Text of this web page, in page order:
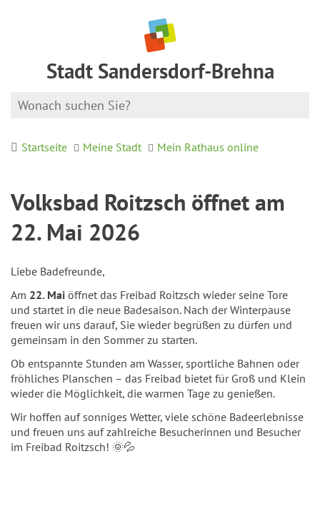
Stadt Sandersdorf-Brehna
Startseite Meine Stadt Mein Rathaus online
Volksbad Roitzsch öffnet am
22. Mai 2026
Liebe Badefreunde,
Am 22. Mai öffnet das Freibad Roitzsch wieder seine Tore
und startet in die neue Badesaison. Nach der Winterpause
freuen wir uns darauf, Sie wieder begrüßen zu dürfen und
gemeinsam in den Sommer zu starten.
Ob entspannte Stunden am Wasser, sportliche Bahnen oder
fröhliches Planschen – das Freibad bietet für Groß und Klein
wieder die Möglichkeit, die warmen Tage zu genießen.
Wir hoffen auf sonniges Wetter, viele schöne Badeerlebnisse
und freuen uns auf zahlreiche Besucherinnen und Besucher
im Freibad Roitzsch! 🌞💦